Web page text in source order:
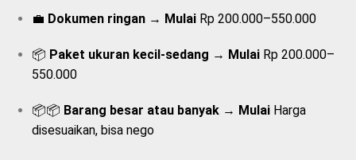
💼 Dokumen ringan → Mulai Rp 200.000–550.000
📦 Paket ukuran kecil-sedang → Mulai Rp 200.000–
550.000
📦📦 Barang besar atau banyak → Mulai Harga
disesuaikan, bisa nego